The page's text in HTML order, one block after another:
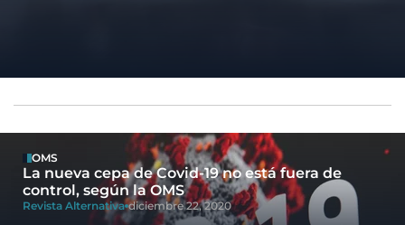
OMS
La nueva cepa de Covid-19 no está fuera de
control, según la OMS
Revista Alternativa diciembre 22, 2020